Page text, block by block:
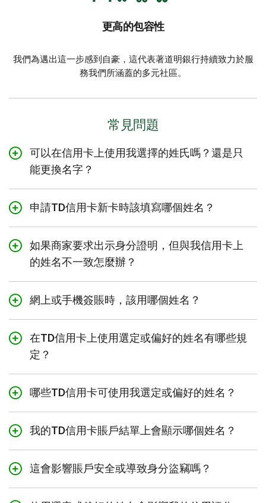
更高的包容性
我們為邁出這一步感到自豪，這代表著道明銀行持續致力於服
務我們所涵蓋的多元社區。
常見問題
可以在信用卡上使用我選擇的姓氏嗎？還是只
能更換名字？
信用卡上。
申請TD信用卡新卡時該填寫哪個姓名？
TD信用卡時填寫您的合法姓名。但請別擔心，新卡寄達
後，您可以立即聯絡TD信用卡服務中心
如果商家要求出示身分證明，但與我信用卡上
的姓名不一致怎麼辦？
用卡上的不一致，您可以說明TD信用卡允許使用選定或偏
不過，由於部分商家根據自身政策仍可能要求核對法律身
網上或手機簽賬時，該用哪個姓名？
法姓名。但需留意，有些商家在配送時可能會要求提供合
法姓名。
若使用選定姓名時交易被拒，請改用合法姓名再次嘗試。
在TD信用卡上使用選定或偏好的姓名有哪些規
定？
所熟知的姓名。為確保姓名規範，請遵守以下規定：
姓名只能包含英文字母。(不接受數字及特殊字元。)
不得使用虛構或不當（如帶有歧視、冒犯、侮辱等性
TD信用卡上最多可印製21個字元（含空格）。
哪些TD信用卡可使用我選定或偏好的姓名？
TD現金回贈Visa*無限卡
TD® Aeroplan® Visa*無限卡
TD® Aeroplan® Visa*白金信用卡
我的TD信用卡賬戶結單上會顯示哪個姓名？
法姓名。
這會影響賬戶安全或導致身分盜竊嗎？